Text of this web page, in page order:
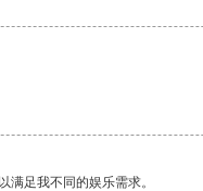
满足我不同的娱乐需求。